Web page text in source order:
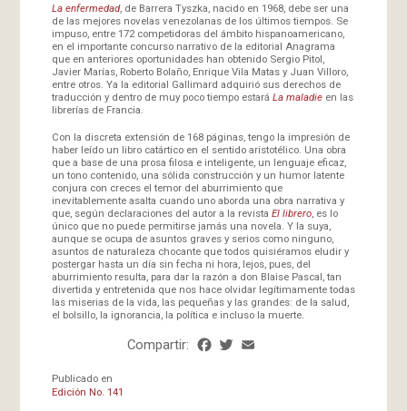
La enfermedad, de Barrera Tyszka, nacido en 1968, debe ser una
de las mejores novelas venezolanas de los últimos tiempos. Se
impuso, entre 172 competidoras del ámbito hispanoamericano,
en el importante concurso narrativo de la editorial Anagrama
que en anteriores oportunidades han obtenido Sergio Pitol,
Javier Marías, Roberto Bolaño, Enrique Vila Matas y Juan Villoro,
entre otros. Ya la editorial Gallimard adquirió sus derechos de
traducción y dentro de muy poco tiempo estará La maladieen las
librerías de Francia.
Con la discreta extensión de 168 páginas, tengo la impresión de
haber leído un libro catártico en el sentido aristotélico. Una obra
que a base de una prosa filosa e inteligente, un lenguaje eficaz,
un tono contenido, una sólida construcción y un humor latente
conjura con creces el temor del aburrimiento que
inevitablemente asalta cuando uno aborda una obra narrativa y
que, según declaraciones del autor a la revista El librero, es lo
único que no puede permitirse jamás una novela. Y la suya,
aunque se ocupa de asuntos graves y serios como ninguno,
asuntos de naturaleza chocante que todos quisiéramos eludir y
postergar hasta un día sin fecha ni hora, lejos, pues, del
aburrimiento resulta, para dar la razón a don Blaise Pascal, tan
divertida y entretenida que nos hace olvidar legítimamente todas
las miserias de la vida, las pequeñas y las grandes: de la salud,
el bolsillo, la ignorancia, la política e incluso la muerte.
Compartir: Facebook
Twitter
Publicado en
Edición No. 141